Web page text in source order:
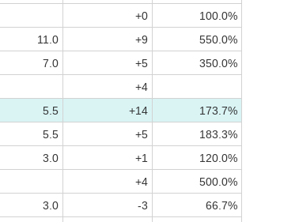
+0
100.0%
11.0 +9
550.0%
7.0 +5
350.0%
+4
5.5 +14
173.7%
5.5 +5
183.3%
3.0 +1
120.0%
+4
500.0%
3.0 -3
66.7%